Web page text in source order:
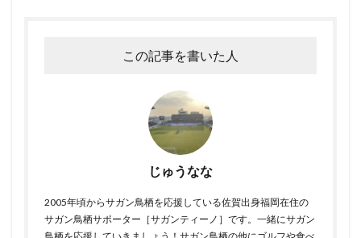
この記事を書いた人
じゅうなな
2005年頃からサガン鳥栖を応援している佐賀出身福岡在住の
サガン鳥栖サポーター［サガンティーノ］です。一緒にサガン